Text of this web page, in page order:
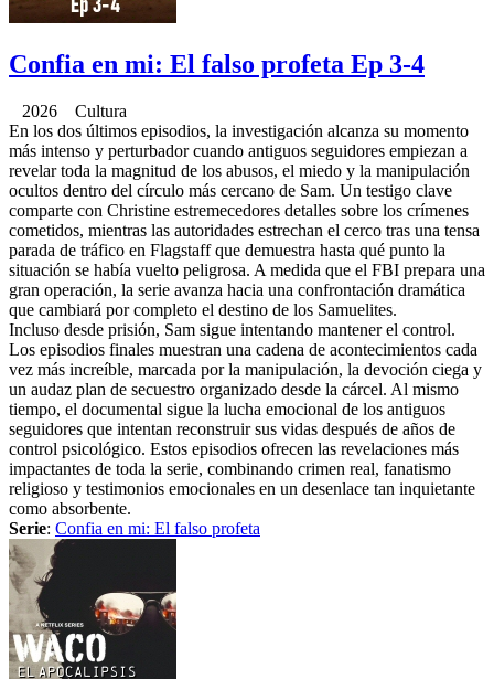
Confia en mi: El falso profeta Ep 3-4
2026 Cultura
En los dos últimos episodios, la investigación alcanza su momento
más intenso y perturbador cuando antiguos seguidores empiezan a
revelar toda la magnitud de los abusos, el miedo y la manipulación
ocultos dentro del círculo más cercano de Sam. Un testigo clave
comparte con Christine estremecedores detalles sobre los crímenes
cometidos, mientras las autoridades estrechan el cerco tras una tensa
parada de tráfico en Flagstaff que demuestra hasta qué punto la
situación se había vuelto peligrosa. A medida que el FBI prepara una
gran operación, la serie avanza hacia una confrontación dramática
que cambiará por completo el destino de los Samuelites.
Incluso desde prisión, Sam sigue intentando mantener el control.
Los episodios finales muestran una cadena de acontecimientos cada
vez más increíble, marcada por la manipulación, la devoción ciega y
un audaz plan de secuestro organizado desde la cárcel. Al mismo
tiempo, el documental sigue la lucha emocional de los antiguos
seguidores que intentan reconstruir sus vidas después de años de
control psicológico. Estos episodios ofrecen las revelaciones más
impactantes de toda la serie, combinando crimen real, fanatismo
religioso y testimonios emocionales en un desenlace tan inquietante
como absorbente.
Serie: Confia en mi: El falso profeta